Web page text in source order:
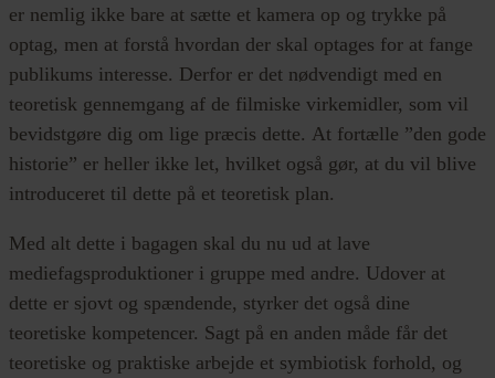
er nemlig ikke bare at sætte et kamera op og trykke på
optag, men at forstå hvordan der skal optages for at fange
publikums interesse. Derfor er det nødvendigt med en
teoretisk gennemgang af de filmiske virkemidler, som vil
bevidstgøre dig om lige præcis dette. At fortælle ”den gode
historie” er heller ikke let, hvilket også gør, at du vil blive
introduceret til dette på et teoretisk plan.
Med alt dette i bagagen skal du nu ud at lave
mediefagsproduktioner i gruppe med andre. Udover at
dette er sjovt og spændende, styrker det også dine
teoretiske kompetencer. Sagt på en anden måde får det
teoretiske og praktiske arbejde et symbiotisk forhold, og